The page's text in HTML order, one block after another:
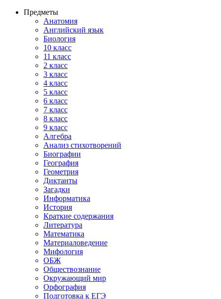
Предметы
Анатомия
Английский язык
Биология
10 класс
11 класс
2 класс
3 класс
4 класс
5 класс
6 класс
7 класс
8 класс
9 класс
Алгебра
Анализ стихотворений
Биографии
География
Геометрия
Диктанты
Загадки
Информатика
История
Краткие содержания
Литература
Математика
Материаловедение
Мифология
ОБЖ
Обществознание
Окружающий мир
Орфография
Подготовка к ЕГЭ